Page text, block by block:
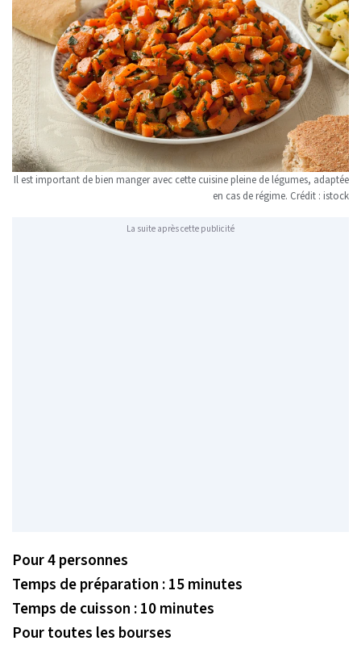
Il est important de bien manger avec cette cuisine pleine de légumes, adaptée
en cas de régime. Crédit : istock
La suite après cette publicité
Pour 4 personnes
Temps de préparation : 15 minutes
Temps de cuisson : 10 minutes
Pour toutes les bourses